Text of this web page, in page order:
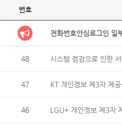
번호
전화번호안심로그인 일
48 시스템 점검으로 인한
47 KT 개인정보 제3자 제
46 LGU+ 개인정보 제